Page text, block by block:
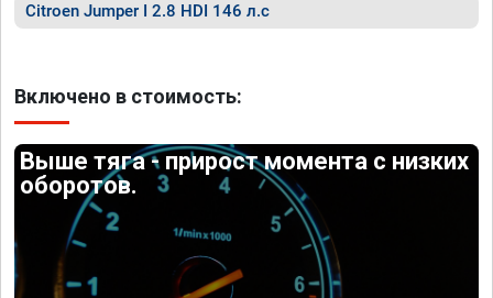
Citroen Jumper I 2.8 HDI 146 л.с
Включено в стоимость:
Выше тяга - прирост момента с низких
оборотов.